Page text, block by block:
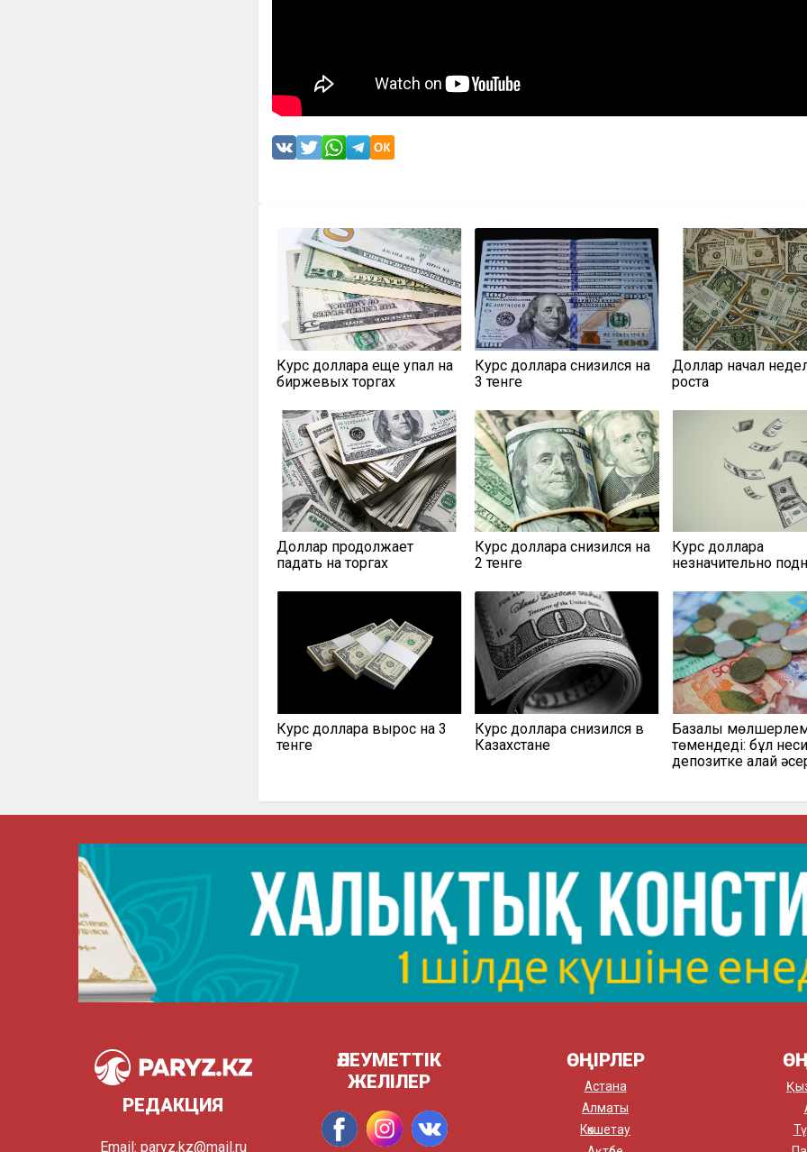
Курс доллара еще упал на
биржевых торгах
Курс доллара снизился на
3 тенге
Доллар начал
роста
Доллар продолжает
падать на торгах
Курс доллара снизился на
2 тенге
Курс доллара
незначительно
Курс доллара вырос на 3
тенге
Курс доллара снизился в
Казахстане
Базалық
төмендеді: бұл
депозитке қалай
РЕДАКЦИЯ
Email: paryz.kz@mail.ru
ӘЛЕУМЕТТІК
ЖЕЛІЛЕР
ӨҢІРЛЕР
Астана
Алматы
Көкшетау